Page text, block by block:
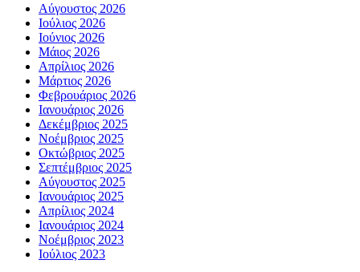
Αύγουστος 2026
Ιούλιος 2026
Ιούνιος 2026
Μάιος 2026
Απρίλιος 2026
Μάρτιος 2026
Φεβρουάριος 2026
Ιανουάριος 2026
Δεκέμβριος 2025
Νοέμβριος 2025
Οκτώβριος 2025
Σεπτέμβριος 2025
Αύγουστος 2025
Ιανουάριος 2025
Απρίλιος 2024
Ιανουάριος 2024
Νοέμβριος 2023
Ιούλιος 2023